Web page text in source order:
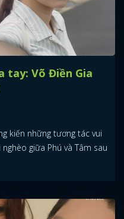
tay: Võ Điền Gia
kiến những tương tác vui
giữa Phú và Tâm sau